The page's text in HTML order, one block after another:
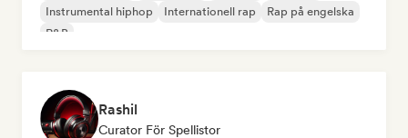
Instrumental hiphop
Internationell rap
Rap på engelska
R&B
Rashil
Curator För Spellistor